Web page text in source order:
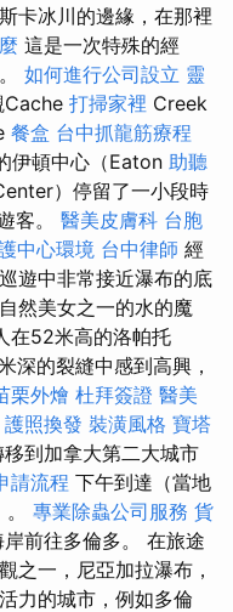
卡冰川的邊緣，在那裡
這是一次特殊的經
如何進行公司設立 靈
Cache 打掃家裡 Creek
餐盒 台中抓龍筋療程
伊頓中心（Eaton 助聽
）停留了一小段時
客。 醫美皮膚科 台胞
中心環境 台中律師 經
遊中非常接近瀑布的底
然美女之一的水的魔
在52米高的洛帕托
深的裂縫中感到高興，
栗外燴 杜拜簽證 醫美
護照換發 裝潢風格 寶塔
到加拿大第二大城市
請流程 下午到達（當地
專業除蟲公司服務 貨
前往多倫多。 在旅途
之一，尼亞加拉瀑布，
力的城市，例如多倫